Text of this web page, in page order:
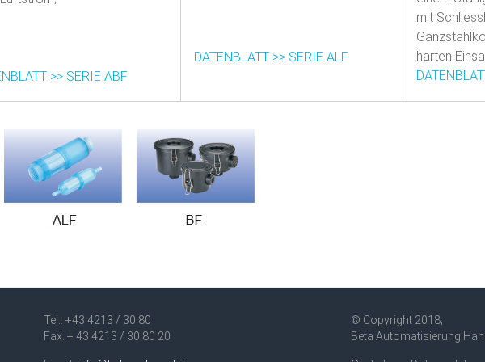
>> SERIE ABF
DATENBLATT >> SERIE ALF
mit
harten
Tel.: +43 4213 / 30 80
Fax. + 43 4213 / 30 80 20
© Copyright 2018;
Beta Automatisierung